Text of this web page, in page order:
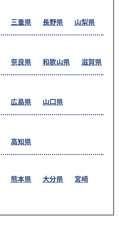
三重県 長野県 山梨県
奈良県 和歌山県 滋賀県
広島県 山口県
高知県
熊本県 大分県
宮崎